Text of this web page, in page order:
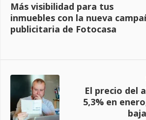
Más visibilidad para tus
inmuebles con la nueva
publicitaria de Fotocasa
El precio del
5,3% en